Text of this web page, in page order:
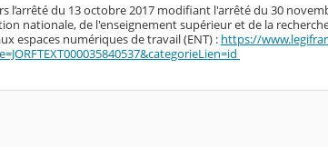
l’arrêté du 13 octobre 2017 modifiant l'arrêté du 30
nationale, de l'enseignement supérieur et de la
espaces numériques de travail (ENT) : https://